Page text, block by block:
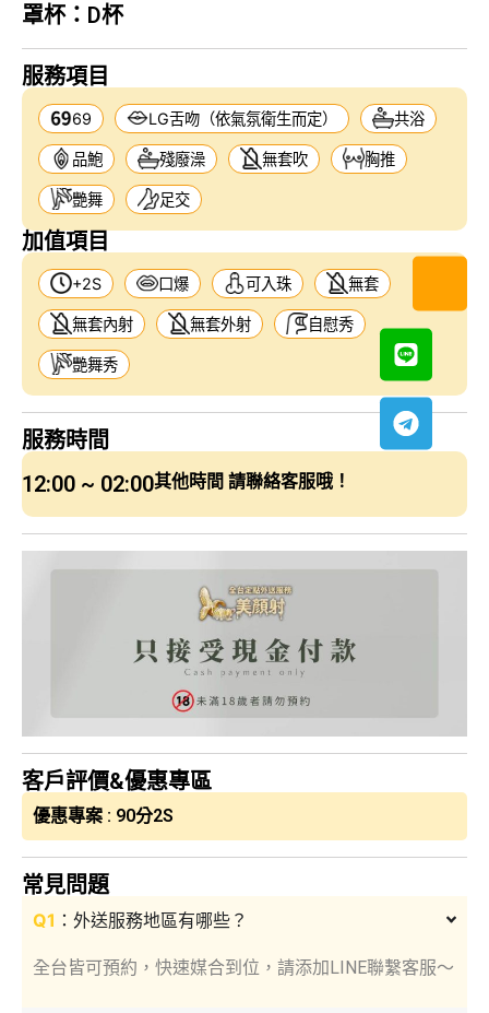
罩杯： D杯
服務項目
69 LG舌吻（依氣氛衛生而定） 共浴
品鮑 殘廢澡 無套吹 胸推
艷舞 足交
加值項目
+2S 口爆 可入珠 無套
無套內射 無套外射 自慰秀
艷舞秀
服務時間
12:00 ~ 02:00其他時間 請聯絡客服哦！
客戶評價&優惠專區
優惠專案 : 90分2S
常見問題
Q1 ：外送服務地區有哪些？
全台皆可預約，快速媒合到位，請添加LINE聯繫客服～